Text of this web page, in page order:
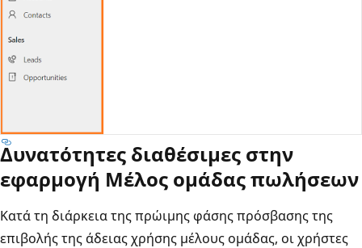
Δυνατότητες διαθέσιμες στην
εφαρμογή Μέλος ομάδας πωλήσεων
Κατά τη διάρκεια της πρώιμης φάσης πρόσβασης της
επιβολής της άδειας χρήσης μέλους ομάδας, οι χρήστες